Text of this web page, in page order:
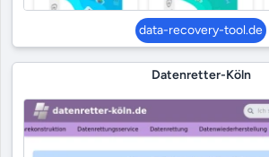
data-recovery-tool.de
Datenretter-Köln